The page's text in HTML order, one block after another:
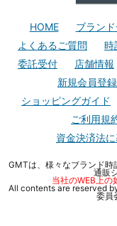
HOME ブラン
よくあるご質問
時
委託受付
店舗情報
新規会員登録
ショッピングガイド
ご利用規
資金決済法
GMTは、様々なブランド時
通販
当社のWEB上の
All contents are reserved
委員